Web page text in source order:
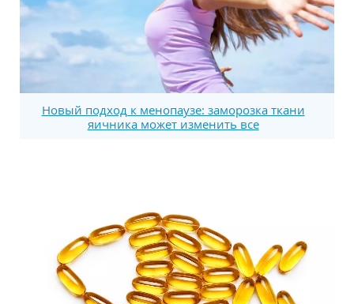
Новый подход к менопаузе: заморозка ткани
яичника может изменить все